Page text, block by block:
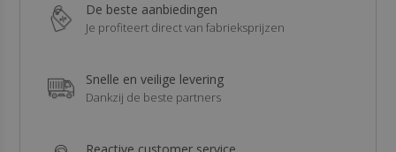
De beste aanbiedingen
Je profiteert direct van fabrieksprijzen
Snelle en veilige levering
Dankzij de beste partners